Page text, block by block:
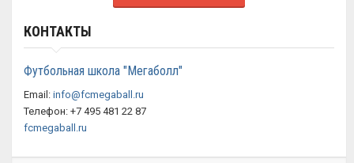
КОНТАКТЫ
Футбольная школа "Мегаболл"
Email: info@fcmegaball.ru
Телефон: +7 495 481 22 87
fcmegaball.ru